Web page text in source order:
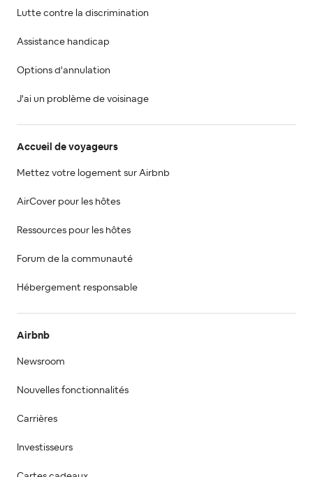
Lutte contre la discrimination
Assistance handicap
Options d'annulation
J'ai un problème de voisinage
Accueil de voyageurs
Mettez votre logement sur Airbnb
AirCover pour les hôtes
Ressources pour les hôtes
Forum de la communauté
Hébergement responsable
Airbnb
Newsroom
Nouvelles fonctionnalités
Carrières
Investisseurs